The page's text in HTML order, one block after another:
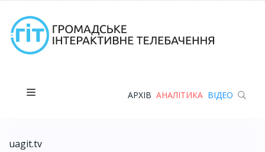
АРХІВ АНАЛІТИКА ВІДЕО
uagit.tv